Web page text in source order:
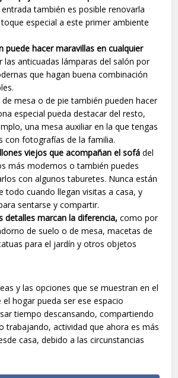
también es posible renovarla
especial a este primer ambiente
puede hacer maravillas en cualquier
las anticuadas lámparas del salón por
que hagan buena combinación
de mesa o de pie también pueden hacer
especial pueda destacar del resto,
una mesa auxiliar en la que tengas
con fotografías de la familia.
viejos que acompañan el sofádel
más modernos o también puedes
con algunos taburetes. Nunca están
todo cuando llegan visitas a casa, y
sentarse y compartir.
detalles marcan la diferencia,como por
de suelo o de mesa, macetas de
para el jardín y otros objetos
y las opciones que se muestran en el
hogar pueda ser ese espacio
tiempo descansando, compartiendo
trabajando, actividad que ahora es más
casa, debido a las circunstancias